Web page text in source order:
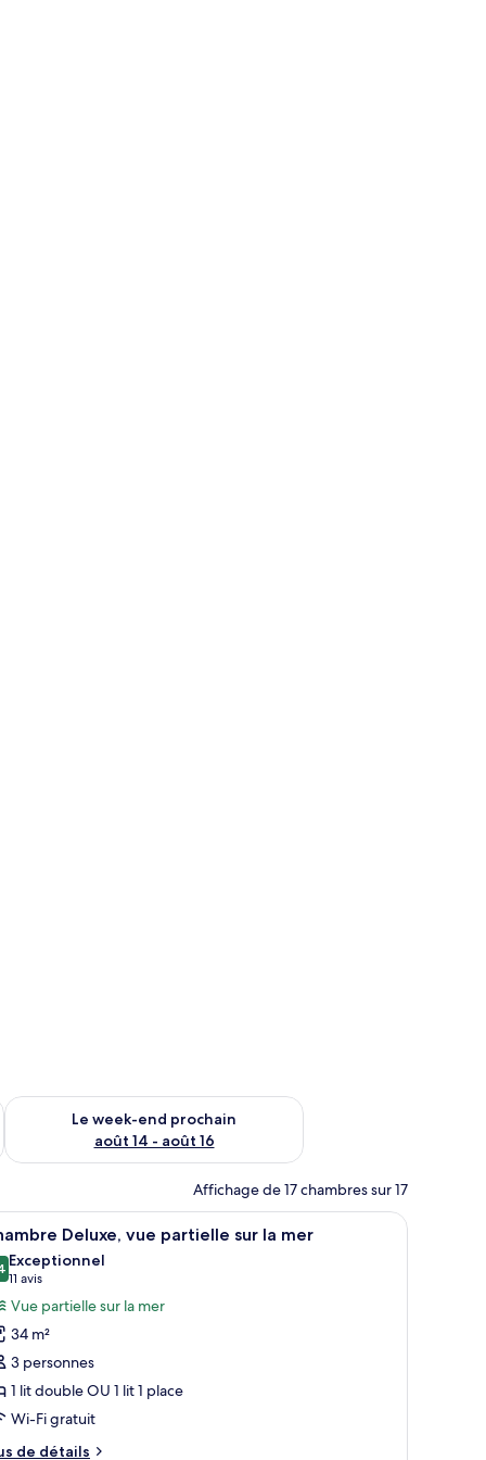
août 7 - août 9
Le week-end prochain
août 14 - août 16
Vérifier la disponibilité pour le week-end prochain août 14 -
Affichage de 17 chambres sur 17
à coucher aménagée en mezzanine, un canapé, une table basse et un
:
Chambre Deluxe, vue partielle sur la mer |
1 Deluxe, vue partielle sur la mer
sur 10
Exceptionnel
11 avis
(11 avis)
Vue partielle sur la mer
34 m²
3 personnes
1 lit double OU 1 lit 1 place
Wi-Fi gratuit
de détails